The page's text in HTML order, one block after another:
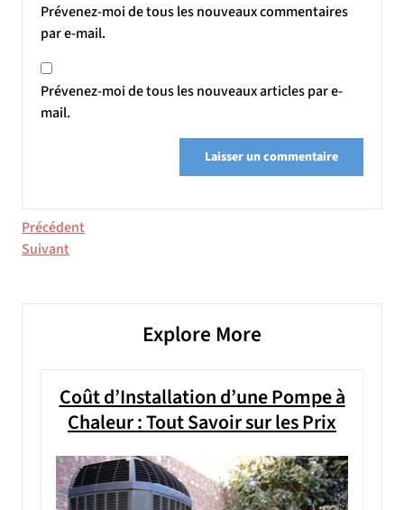
Prévenez-moi de tous les nouveaux commentaires
par e-mail.
Prévenez-moi de tous les nouveaux articles par e-
mail.
Navigation
de
Article
précédent
Précédent
Article
Suivant
Explore More
Coût d’Installation d’une Pompe à
Chaleur : Tout Savoir sur les Prix